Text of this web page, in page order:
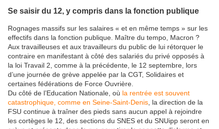
Se saisir du 12, y compris dans la fonction publique
Rognages massifs sur les salaires « et en même temps » sur les
effectifs dans la fonction publique. Maître du tempo, Macron ?
Aux travailleuses et aux travailleurs du public de lui rétorquer le
contraire en manifestant à côté des salariés du privé opposés à
la loi Travail 2, comme à la précédente, le 12 septembre, lors
d’une journée de grève appelée par la CGT, Solidaires et
certaines fédérations de Force Ouvrière.
Du côté de l’Education Nationale, où la rentrée est souvent
catastrophique, comme en Seine-Saint-Denis, la direction de la
FSU continue à traîner des pieds sans aucun appel à rejoindre
les cortèges le 12, des sections du SNES et du SNUipp seront en